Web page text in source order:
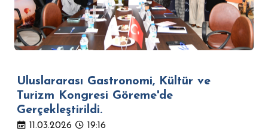
Uluslararası Gastronomi, Kültür ve
Turizm Kongresi Göreme'de
Gerçekleştirildi.
11.03.2026 19:16